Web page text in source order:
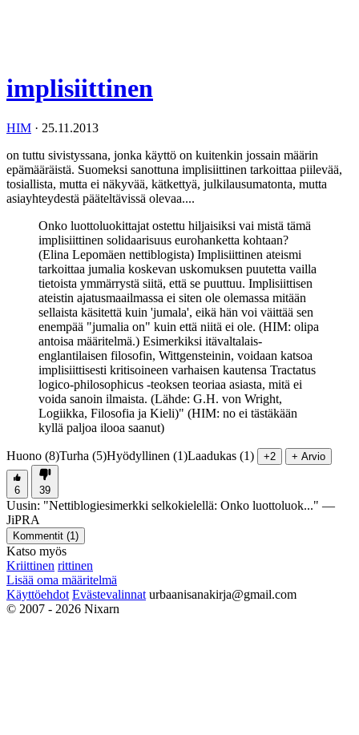
implisiittinen
HIM · 25.11.2013
on tuttu sivistyssana, jonka käyttö on kuitenkin jossain määrin
epämääräistä. Suomeksi sanottuna implisiittinen tarkoittaa piilevää,
tosiallista, mutta ei näkyvää, kätkettyä, julkilausumatonta, mutta
asiayhteydestä pääteltävissä olevaa....
Onko luottoluokittajat ostettu hiljaisiksi vai mistä tämä
implisiittinen solidaarisuus eurohanketta kohtaan?
(Elina Lepomäen nettiblogista) Implisiittinen ateismi
tarkoittaa jumalia koskevan uskomuksen puutetta vailla
tietoista ymmärrystä siitä, että se puuttuu. Implisiittisen
ateistin ajatusmaailmassa ei siten ole olemassa mitään
sellaista käsitettä kuin 'jumala', eikä hän voi väittää sen
enempää "jumalia on" kuin että niitä ei ole. (HIM: olipa
antoisa määritelmä.) Esimerkiksi itävaltalais-
englantilaisen filosofin, Wittgensteinin, voidaan katsoa
implisiittisesti kritisoineen varhaisen kautensa Tractatus
logico-philosophicus -teoksen teoriaa asiasta, mitä ei
voida sanoin ilmaista. (Lähde: G.H. von Wright,
Logiikka, Filosofia ja Kieli)" (HIM: no ei tästäkään
kyllä paljoa ilooa saanut)
Huono (8)Turha (5)Hyödyllinen (1)Laadukas (1) +2 + Arvio
6 39
Uusin: "Nettiblogiesimerkki selkokielellä: Onko luottoluok..." —
JiPRA
Kommentit (1 )
Katso myös
Kriittinen rittinen
Lisää oma määritelmä
Käyttöehdot Evästevalinnat urbaanisanakirja@gmail.com
© 2007 - 2026 Nixarn